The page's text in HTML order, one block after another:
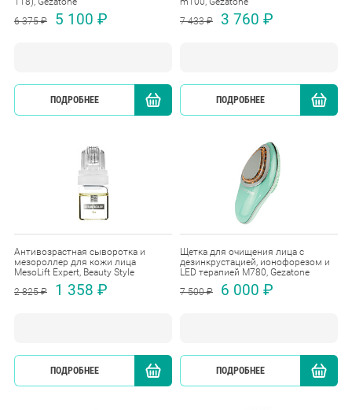
6 375 ₽
5 100 ₽
ПОДРОБНЕЕ КУПИТЬ
7 433 ₽
3 760 ₽
ПОДРОБНЕЕ
Антивозрастная сыворотка и
мезороллер для кожи лица
MesoLift Expert, Beauty Style
2 825 ₽
1 358 ₽
ПОДРОБНЕЕ КУПИТЬ
Щетка для очищения лица с
дезинкрустацией, ионофорезом и
LED терапией M780, Gezatone
7 500 ₽
6 000 ₽
ПОДРОБНЕЕ